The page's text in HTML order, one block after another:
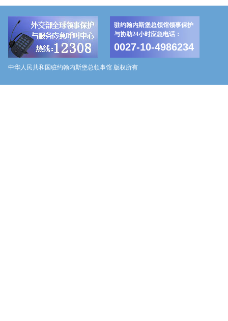
驻约翰内斯堡总领馆领事保护
与协助24小时应急电话：
0027-10-4986234
中华人民共和国驻约翰内斯堡总领事馆 版权所有